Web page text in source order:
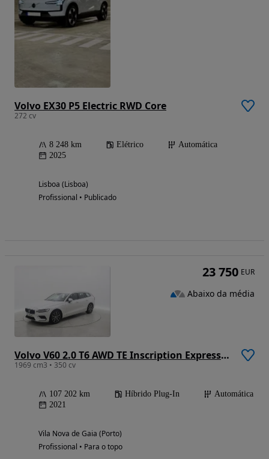
Volvo EX30 P5 Electric RWD Core
272 cv
8 248 km Elétrico
Automática
2025
Lisboa (Lisboa)
Profissional • Publicado
Volvo V60 2.0 T6 AWD TE Inscription Expression
1969 cm3 • 350 cv
107 202 km Híbrido Plug-In
Automática
2021
Vila Nova de Gaia (Porto)
Profissional • Para o topo
23 750 EUR
Abaixo da média